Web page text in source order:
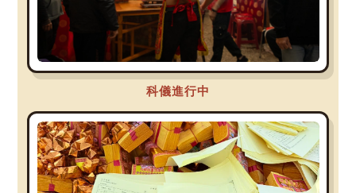
科儀進行中